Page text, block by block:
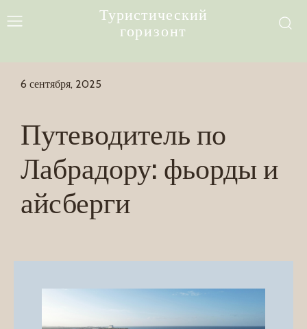
Туристический
горизонт
Путеводитель по
Лабрадору: фьорды и
айсберги
6 сентября, 2025